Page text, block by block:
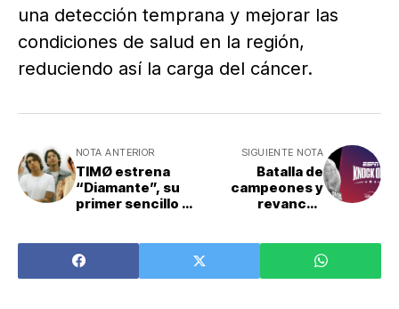
una detección temprana y mejorar las
condiciones de salud en la región,
reduciendo así la carga del cáncer.
NOTA ANTERIOR
TIMØ estrena
“Diamante”, su
primer sencillo de
SIGUIENTE NOTA
Batalla de
campeones y
revancha